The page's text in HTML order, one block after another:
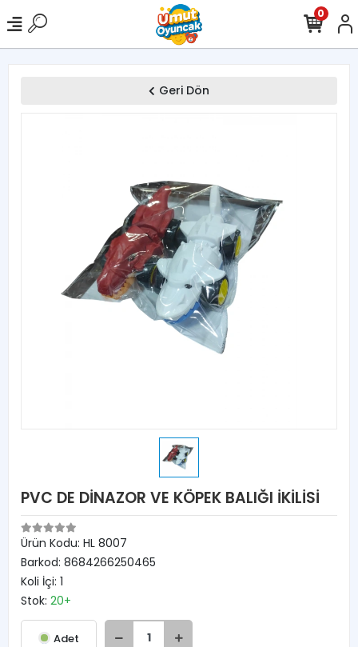
0
Geri Dön
PVC DE DİNAZOR VE KÖPEK BALIĞI İKİLİSİ
Ürün Kodu: HL 8007
Barkod: 8684266250465
Koli İçi: 1
Stok: 20+
Adet